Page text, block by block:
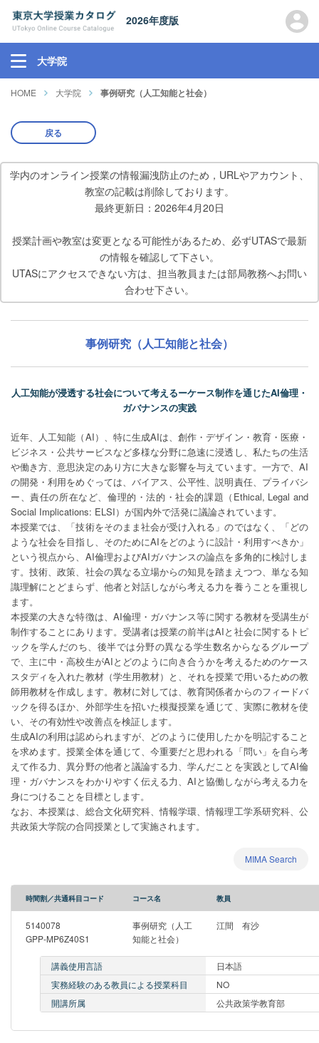
2026年度版
大学院
HOME 大学院 事例研究（人工知能と社会）
戻る
学内のオンライン授業の情報漏洩防止のため，URLやアカウント、
教室の記載は削除しております。
最終更新日：2026年4月20日
授業計画や教室は変更となる可能性があるため、必ずUTASで最新
の情報を確認して下さい。
UTASにアクセスできない方は、担当教員または部局教務へお問い
合わせ下さい。
事例研究（人工知能と社会）
人工知能が浸透する社会について考えるーケース制作を通じたAI倫理・
ガバナンスの実践
近年、人工知能（AI）、特に生成AIは、創作・デザイン・教育・医療・
ビジネス・公共サービスなど多様な分野に急速に浸透し、私たちの生活
や働き方、意思決定のあり方に大きな影響を与えています。一方で、AI
の開発・利用をめぐっては、バイアス、公平性、説明責任、プライバシ
ー、責任の所在など、倫理的・法的・社会的課題（Ethical, Legal and
Social Implications: ELSI）が国内外で活発に議論されています。
本授業では、「技術をそのまま社会が受け入れる」のではなく、「どの
ような社会を目指し、そのためにAIをどのように設計・利用すべきか」
という視点から、AI倫理およびAIガバナンスの論点を多角的に検討しま
す。技術、政策、社会の異なる立場からの知見を踏まえつつ、単なる知
識理解にとどまらず、他者と対話しながら考える力を養うことを重視し
ます。
本授業の大きな特徴は、AI倫理・ガバナンス等に関する教材を受講生が
制作することにあります。受講者は授業の前半はAIと社会に関するトピ
ックを学んだのち、後半では分野の異なる学生数名からなるグループ
で、主に中・高校生がAIとどのように向き合うかを考えるためのケース
スタディを入れた教材（学生用教材）と、それを授業で用いるための教
師用教材を作成します。教材に対しては、教育関係者からのフィードバ
ックを得るほか、外部学生を招いた模擬授業を通じて、実際に教材を使
い、その有効性や改善点を検証します。
生成AIの利用は認められますが、どのように使用したかを明記すること
を求めます。授業全体を通じて、今重要だと思われる「問い」を自ら考
えて作る力、異分野の他者と議論する力、学んだことを実践としてAI倫
理・ガバナンスをわかりやすく伝える力、AIと協働しながら考える力を
身につけることを目標とします。
なお、本授業は、総合文化研究科、情報学環、情報理工学系研究科、公
共政策大学院の合同授業として実施されます。
MIMA Search
時間割／共通科目コード コース名 教員
5140078
GPP-MP6Z40S1
事例研究（人工
知能と社会）
江間 有沙
講義使用言語
日本語
実務経験のある教員による授業科目
NO
開講所属
公共政策学教育部